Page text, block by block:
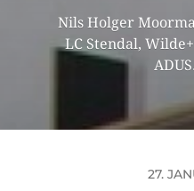
Nils Holger
LC Stendal,
27.